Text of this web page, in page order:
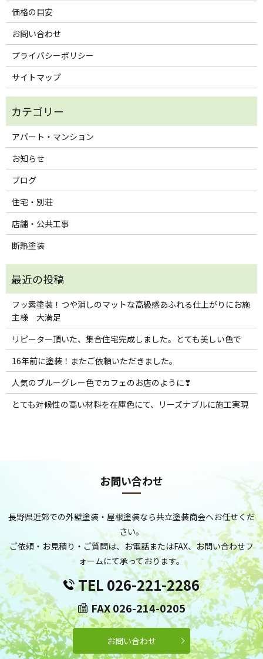
価格の目安
お問い合わせ
プライバシーポリシー
サイトマップ
アパート・マンション
お知らせ
ブログ
住宅・別荘
店舗・公共工事
断熱塗装
フッ素塗装！つや消しのマットな高級感あふれる仕上がりにお施
主様 大満足
リピーター頂いた、集合住宅完成しました。とても美しい色で
16年前に塗装！またご依頼いただきました。
人気のブルーグレー色でカフェのお店のように❣
とても対候性の高い材料を在庫色にて、リーズナブルに施工実現
お問い合わせ
長野県近郊での外壁塗装・屋根塗装なら共立塗装商会へお任せくだ
さい。
ご依頼・お見積り・ご質問は、お電話またはFAX、お問い合わせフ
ォームにて承っております。
TEL 026-221-2286
FAX 026-214-0205
お問い合わせ